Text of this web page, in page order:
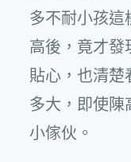
多不耐小孩這
高後，竟才發
貼心，也清楚
多大，即使
小傢伙。